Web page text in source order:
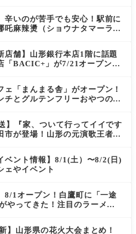
辛いのが苦手でも安心！駅前に
吒麻辣燙（ショウナタマーラー
店舗】山形銀行本店1階に話題
「BACIC+」が7/21オープン！
ェ「まんまる舎」がオープン！
チとグルテンフリーおやつの新
】『家、ついて行ってイイです
市が登場！山形の元演歌王者
ベント情報】8/1(土）〜8/2(日)
ェやイベント
8/1オープン！白鷹町に「一途
やってきた！注目のラーメン
】山形県の花火大会まとめ！